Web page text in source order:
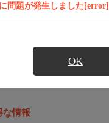
問題が発生しました[error]
OK
すめ番組
な情報